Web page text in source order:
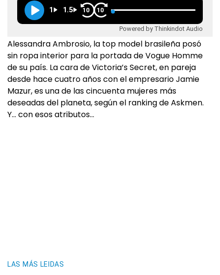
1 1.5 10 10
Powered by Thinkindot Audio
Alessandra Ambrosio, la top model brasileña posó
sin ropa interior para la portada de Vogue Homme
de su país. La cara de Victoria’s Secret, en pareja
desde hace cuatro años con el empresario Jamie
Mazur, es una de las cincuenta mujeres más
deseadas del planeta, según el ranking de Askmen.
Y… con esos atributos…
LAS MÁS LEIDAS